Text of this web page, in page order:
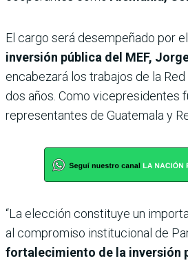
El cargo será desempeñado por el
inversión pública del MEF,
encabezará los trabajos de la
dos años. Como vicepresidentes
representantes de Guatemala y
“La elección constituye un
al compromiso institucional de
fortalecimiento de la inversión